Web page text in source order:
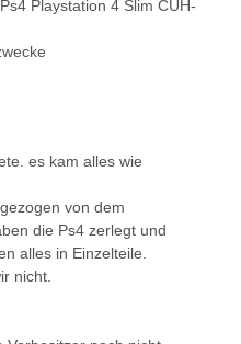
Playstation 4 Slim CUH-
es kam alles wie
von dem
die Ps4 zerlegt und
alles in Einzelteile.
nicht.